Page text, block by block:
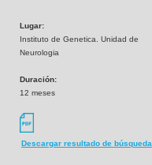
Lugar:
Instituto de Genetica. Unidad de
Neurologia
Duración:
12 meses
Descargar resultado de búsqueda